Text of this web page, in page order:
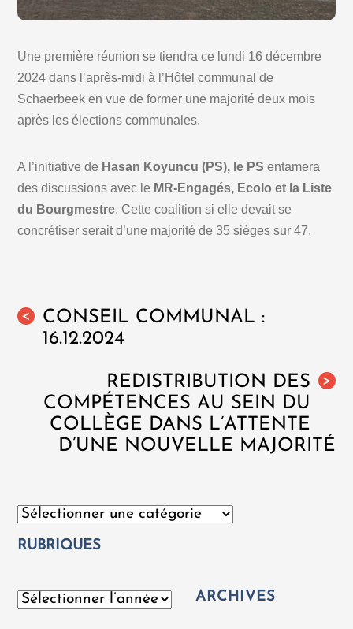
Une première réunion se tiendra ce lundi 16 décembre
2024 dans l’après-midi à l’Hôtel communal de
Schaerbeek en vue de former une majorité deux mois
après les élections communales.
A l’initiative de Hasan Koyuncu (PS), le PS entamera
des discussions avec le MR-Engagés, Ecolo et la Liste
du Bourgmestre. Cette coalition si elle devait se
concrétiser serait d’une majorité de 35 sièges sur 47.
<
CONSEIL COMMUNAL :
16.12.2024
>
REDISTRIBUTION DES
COMPÉTENCES AU SEIN DU
COLLÈGE DANS L’ATTENTE
D’UNE NOUVELLE MAJORITÉ
Catégories
RUBRIQUES
Archives ARCHIVES